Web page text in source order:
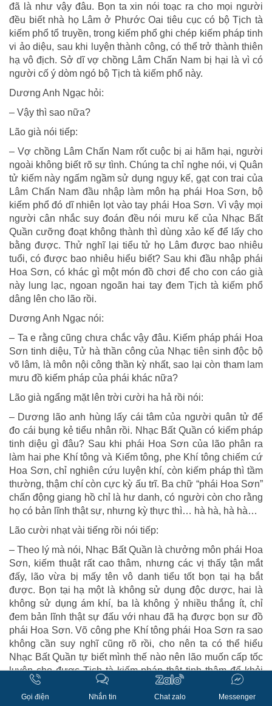
đã là như vậy đâu. Bọn ta xin nói toạc ra cho mọi người
đều biết nhà họ Lâm ở Phước Oai tiêu cục có bộ Tịch tà
kiếm phổ tổ truyền, trong kiếm phổ ghi chép kiếm pháp tinh
vi ảo diệu, sau khi luyện thành công, có thể trở thành thiên
hạ vô địch. Sở dĩ vợ chồng Lâm Chấn Nam bị hại là vì có
người cố ý dòm ngó bộ Tịch tà kiếm phổ này.
Dương Anh Ngạc hỏi:
– Vậy thì sao nữa?
Lão già nói tiếp:
– Vợ chồng Lâm Chấn Nam rốt cuộc bị ai hãm hại, người
ngoài không biết rõ sự tình. Chúng ta chỉ nghe nói, vị Quân
tử kiếm này ngấm ngầm sử dụng ngụy kế, gạt con trai của
Lâm Chấn Nam đầu nhập làm môn hạ phái Hoa Sơn, bộ
kiếm phổ đó dĩ nhiên lọt vào tay phái Hoa Sơn. Vì vậy mọi
người cân nhắc suy đoán đều nói mưu kế của Nhạc Bất
Quần cưỡng đoạt không thành thì dùng xảo kế để lấy cho
bằng được. Thử nghĩ lại tiểu tử họ Lâm được bao nhiêu
tuổi, có được bao nhiêu hiểu biết? Sau khi đầu nhập phái
Hoa Sơn, có khác gì một món đồ chơi để cho con cáo già
này lung lạc, ngoan ngoãn hai tay đem Tịch tà kiếm phổ
dâng lên cho lão rồi.
Dương Anh Ngạc nói:
– Ta e rằng cũng chưa chắc vậy đâu. Kiếm pháp phái Hoa
Sơn tinh diệu, Tử hà thần công của Nhạc tiên sinh độc bộ
võ lâm, là môn nội công thần kỳ nhất, sao lại còn tham lam
mưu đồ kiếm pháp của phái khác nữa?
Lão già ngẩng mặt lên trời cười ha hả rồi nói:
– Dương lão anh hùng lấy cái tâm của người quân tử để
đo cái bụng kẻ tiểu nhân rồi. Nhạc Bất Quần có kiếm pháp
tinh diệu gì đâu? Sau khi phái Hoa Sơn của lão phân ra
làm hai phe Khí tông và Kiếm tông, phe Khí tông chiếm cứ
Hoa Sơn, chỉ nghiên cứu luyện khí, còn kiếm pháp thì tầm
thường, thậm chí còn cực kỳ ấu trĩ. Ba chữ “phái Hoa Sơn”
chấn động giang hồ chỉ là hư danh, có người còn cho rằng
họ có bản lĩnh thật sự, nhưng kỳ thực thì… hà hà, hà hà…
Lão cười nhạt vài tiếng rồi nói tiếp:
– Theo lý mà nói, Nhạc Bất Quần là chưởng môn phái Hoa
Sơn, kiếm thuật rất cao thâm, nhưng các vị thấy tận mắt
đấy, lão vừa bị mấy tên vô danh tiểu tốt bọn tại hạ bắt
được. Bọn tại hạ một là không sử dụng độc dược, hai là
không sử dụng ám khí, ba là không ỷ nhiều thắng ít, chỉ
đem bản lĩnh thật sự đấu với nhau đã hạ được bọn sư đồ
phái Hoa Sơn. Võ công phe Khí tông phái Hoa Sơn ra sao
không cần suy nghĩ cũng rõ rồi, cho nên ta có thể hiểu
Nhạc Bất Quần tự biết mình thế nào nên lão muốn cấp tốc
luyện cho được Tịch tà kiếm pháp thật tinh thâm để khỏi
mang tiếng là kẻ chỉ có hư danh. Không ngờ vừa đến
bước quan trọng thì bị lộ tẩy.
Gọi điện Nhắn tin Chat zalo Messenger